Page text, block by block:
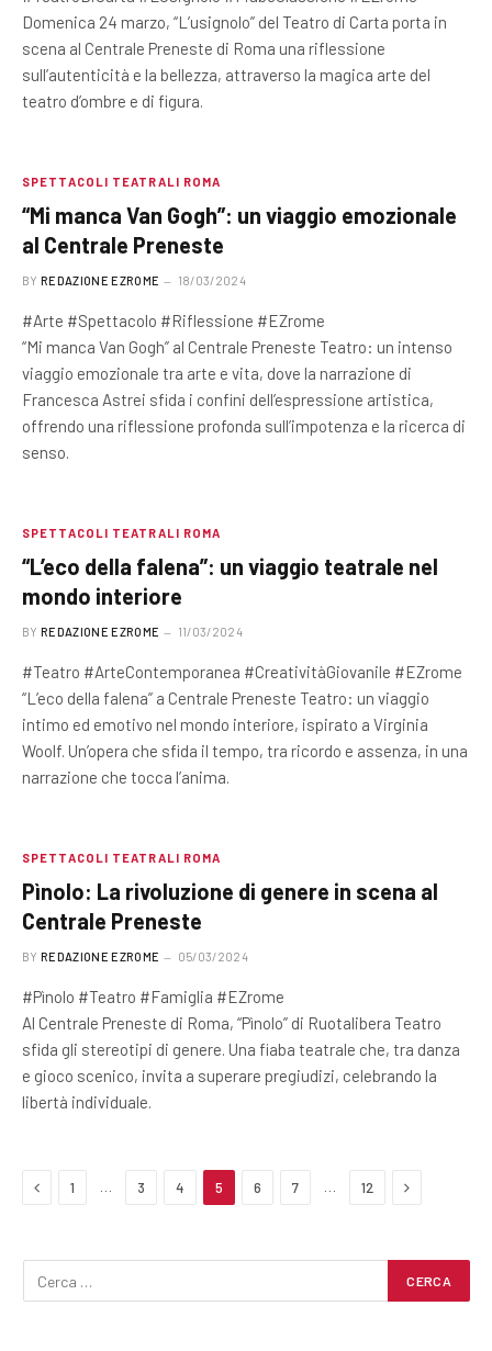
Domenica 24 marzo, “L’usignolo” del Teatro di Carta porta in
scena al Centrale Preneste di Roma una riflessione
sull’autenticità e la bellezza, attraverso la magica arte del
teatro d’ombre e di figura.
SPETTACOLI TEATRALI ROMA
“Mi manca Van Gogh”: un viaggio emozionale
al Centrale Preneste
BY REDAZIONE EZROME 18/03/2024
#Arte #Spettacolo #Riflessione #EZrome
“Mi manca Van Gogh” al Centrale Preneste Teatro: un intenso
viaggio emozionale tra arte e vita, dove la narrazione di
Francesca Astrei sfida i confini dell’espressione artistica,
offrendo una riflessione profonda sull’impotenza e la ricerca di
senso.
SPETTACOLI TEATRALI ROMA
“L’eco della falena”: un viaggio teatrale nel
mondo interiore
BY REDAZIONE EZROME 11/03/2024
#Teatro #ArteContemporanea #CreativitàGiovanile #EZrome
“L’eco della falena” a Centrale Preneste Teatro: un viaggio
intimo ed emotivo nel mondo interiore, ispirato a Virginia
Woolf. Un’opera che sfida il tempo, tra ricordo e assenza, in una
narrazione che tocca l’anima.
SPETTACOLI TEATRALI ROMA
Pìnolo: La rivoluzione di genere in scena al
Centrale Preneste
BY REDAZIONE EZROME 05/03/2024
#Pìnolo #Teatro #Famiglia #EZrome
Al Centrale Preneste di Roma, “Pìnolo” di Ruotalibera Teatro
sfida gli stereotipi di genere. Una fiaba teatrale che, tra danza
e gioco scenico, invita a superare pregiudizi, celebrando la
libertà individuale.
Previous
1 3 4 5 6 7 12 Next